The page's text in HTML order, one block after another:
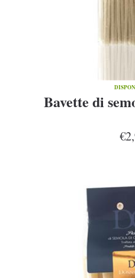
Bavette di